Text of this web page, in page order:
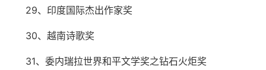
29、印度国际杰出作家奖
30、越南诗歌奖
31、委内瑞拉世界和平文学奖之钻石火炬奖